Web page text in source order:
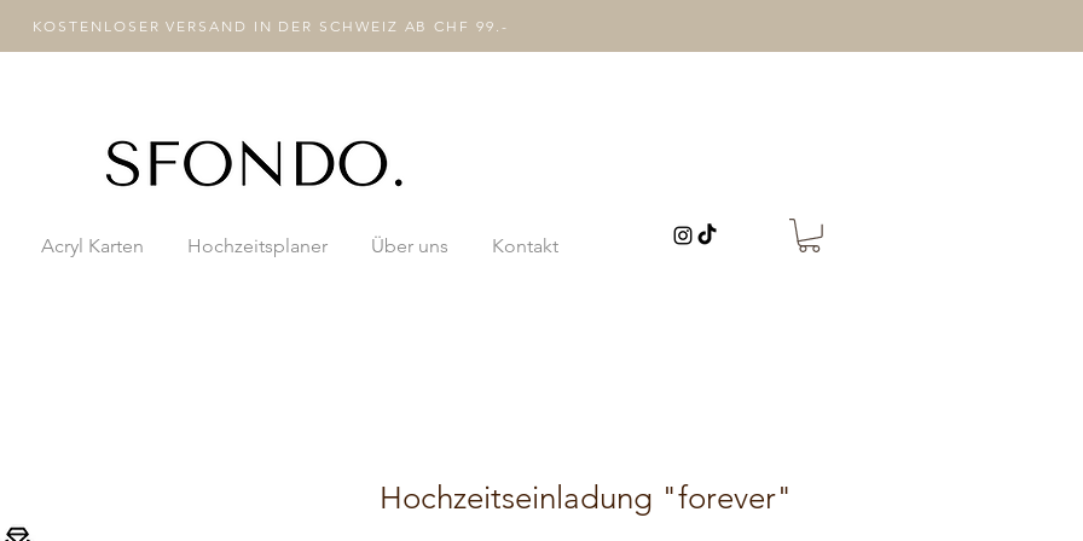
KOSTENLOSER VERSAND IN DER SCHWEIZ AB CHF 99.-
Acryl Karten Hochzeitsplaner Über uns Kontakt
Hochzeitseinladung "forever"